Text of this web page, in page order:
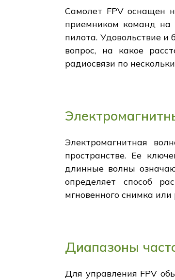
Самолет FPV оснащен
приемником команд на
пилота. Удовольствие и
вопрос, на какое
радиосвязи по
Электромагнитная
пространстве. Ее
длинные волны
определяет способ
мгновенного снимка
Диапазоны
Для управления FPV